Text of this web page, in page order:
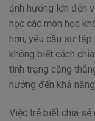
ảnh hưởng lớn đến
học các môn học
hơn, yêu cầu sự tập
không biết cách
tình trạng căng
hưởng đến khả
Việc trẻ biết chia sẻ